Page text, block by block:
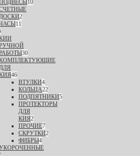
10
ДОСКИ2
11
30
ДЛЯ
46
ВТУЛКИ4
КОЛЬЦА22
ПОДПЯТНИКИ5
ПРОТЕКТОРЫ
ДЛЯ
КИЯ2
ПРОЧИЕ7
СКРУТКИ2
ФИБРЫ4